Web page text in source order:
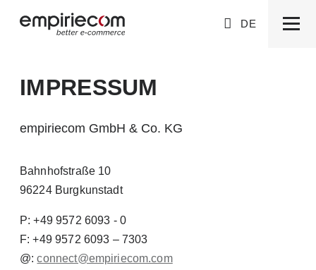
DE
IMPRESSUM
empiriecom GmbH & Co. KG
Bahnhofstraße 10
96224 Burgkunstadt
P: +49 9572 6093 - 0
F: +49 9572 6093 – 7303
@:connect@empiriecom.com